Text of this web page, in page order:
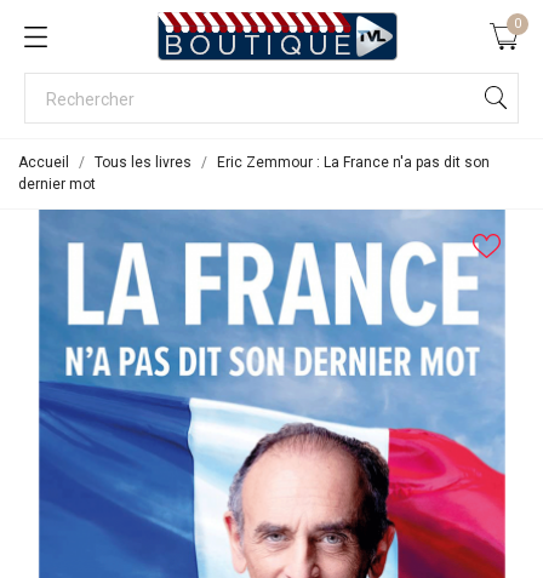
0
Accueil Tous les livres
Eric Zemmour : La France n'a pas dit son
dernier mot